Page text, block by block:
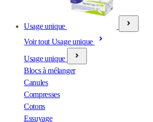
Usage unique
Voir tout Usage unique
Usage unique
Blocs à mélanger
Canules
Compresses
Cotons
Essuyage